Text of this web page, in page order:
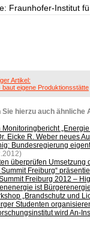
Fraunhofer-Institut
Artikel:
baut eigene Produktionsstätte
Sie hierzu auch ähnliche
Monitoringbericht
Eicke R. Weber neues
Bundesregierung
überprüfen Umsetzung
Summit Freiburg“
Freiburg 2012 –
ist
„Brandschutz und
Studenten
wird An-